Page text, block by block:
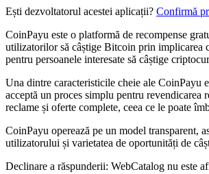
Ești dezvoltatorul acestei aplicații? Confirmă
CoinPayu este o platformă de recompense
utilizatorilor să câștige Bitcoin prin implicarea
pentru persoanele interesate să câștige
Una dintre caracteristicile cheie ale CoinPayu
acceptă un proces simplu pentru
reclame și oferte complete, ceea ce le poate
CoinPayu operează pe un model transparent,
utilizatorului și varietatea de oportunități de
Declinare a răspunderii: WebCatalog nu este